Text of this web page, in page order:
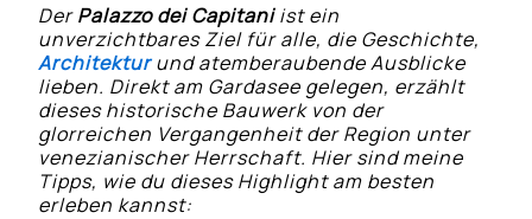
DerPalazzo dei Capitaniist ein
unverzichtbares Ziel für alle, die Geschichte,
Architekturund atemberaubende Ausblicke
lieben. Direkt am Gardasee gelegen, erzählt
dieses historische Bauwerk von der
glorreichen Vergangenheit der Region unter
venezianischer Herrschaft. Hier sind meine
Tipps, wie du dieses Highlight am besten
erleben kannst: